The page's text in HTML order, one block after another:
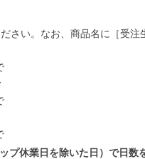
さい。なお、商品名に［受注
休業日を除いた日）で日数